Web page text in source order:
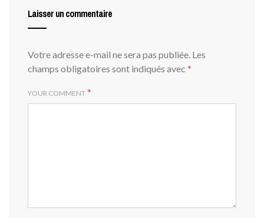
Laisser un commentaire
Votre adresse e-mail ne sera pas publiée. Les
champs obligatoires sont indiqués avec *
YOUR COMMENT *